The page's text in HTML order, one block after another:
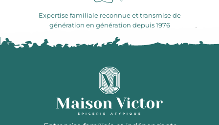
Expertise familiale reconnue et transmise de
génération en génération depuis 1976
ÉPICERIE ATYPIQUE